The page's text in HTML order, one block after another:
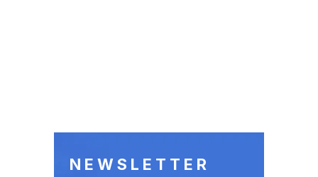
NEWSLETTER